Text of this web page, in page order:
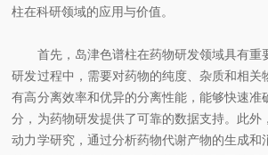
柱在科研领域的应用与价值。
首先，岛津色谱柱在药物研发领域具有重
研发过程中，需要对药物的纯度、杂质和相关
有高分离效率和优异的分离性能，能够快速准
分，为药物研发提供了可靠的数据支持。此外
动力学研究，通过分析药物代谢产物的生成和